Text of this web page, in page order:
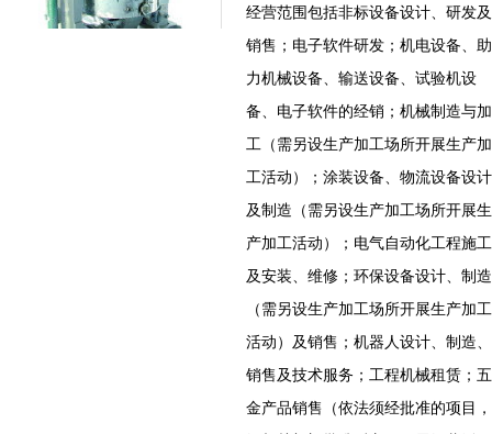
经营范围包括非标设备设计、研发及
销售；电子软件研发；机电设备、助
力机械设备、输送设备、试验机设
备、电子软件的经销；机械制造与加
工（需另设生产加工场所开展生产加
工活动）；涂装设备、物流设备设计
及制造（需另设生产加工场所开展生
产加工活动）；电气自动化工程施工
及安装、维修；环保设备设计、制造
（需另设生产加工场所开展生产加工
活动）及销售；机器人设计、制造、
销售及技术服务；工程机械租赁；五
金产品销售（依法须经批准的项目，